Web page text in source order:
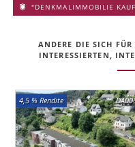
"DENKMALIMMOBILIE
ANDERE DIE SICH
INTERESSIERTEN,
4,5 % Rendite